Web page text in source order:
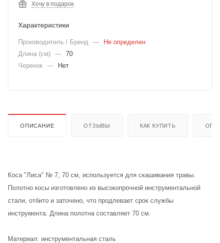
Хочу в подарок
Характеристики
Производитель / Бренд —
Не определен
Длина (см) — 70
Черенок — Нет
ОПИСАНИЕ ОТЗЫВЫ КАК КУПИТЬ
Коса "Лиса" № 7, 70 см, используется для скашивания травы.
Полотно косы изготовлено из высокопрочной инструментальной
стали, отбито и заточено, что продлевает срок службы
инструмента. Длина полотна составляет 70 см.
Материал: инструментальная сталь